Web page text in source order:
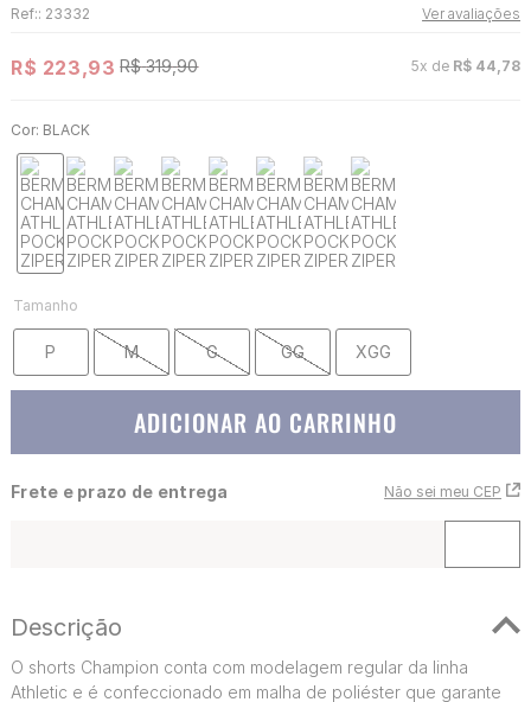
Ref:: 23332 Ver avaliações
R$ 223,93 R$ 319,90 5x de R$ 44 78
Cor: BLACK
Tamanho
P M G GG XGG
ADICIONAR AO CARRINHO
Frete e prazo de entrega Não sei meu CEP
Descrição
O shorts Champion conta com modelagem regular da linha
Athletic e é confeccionado em malha de poliéster que garante